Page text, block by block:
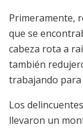
Primeramente,
que se
cabeza rota a
también
trabajando para
Los
llevaron un